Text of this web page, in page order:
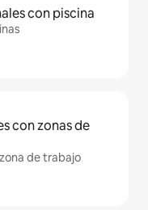
con piscina
con zonas de
de trabajo